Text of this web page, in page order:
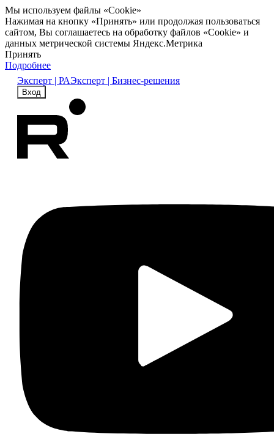
Мы используем файлы «Cookie»
Нажимая на кнопку «Принять» или продолжая пользоваться
сайтом, Вы соглашаетесь на обработку файлов «Cookie» и
данных метрической системы Яндекс.Метрика
Принять
Подробнее
Эксперт | РАЭксперт | Бизнес-решения
Вход